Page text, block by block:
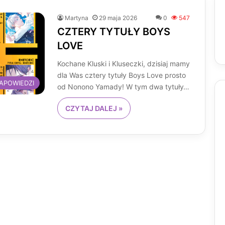
Martyna 29 maja 2026 0 547
CZTERY TYTUŁY BOYS
LOVE
Kochane Kluski i Kluseczki, dzisiaj mamy
dla Was cztery tytuły Boys Love prosto
od Nonono Yamady! W tym dwa tytuły…
CZYTAJ DALEJ »